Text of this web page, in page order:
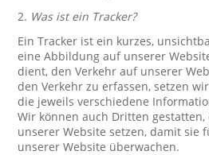
2. Was ist ein Tracker?
Ein Tracker ist ein kurzes,
eine Abbildung auf unserer
dient, den Verkehr auf unserer
den Verkehr zu erfassen, setzen
die jeweils verschiedene
Wir können auch Dritten gestatten,
unserer Website setzen, damit sie
unserer Website überwachen.